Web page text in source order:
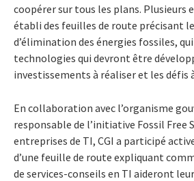
coopérer sur tous les plans. Plusieurs
établi des feuilles de route précisant
d’élimination des énergies fossiles,
technologies qui devront être
investissements à réaliser et les défis
En collaboration avec l’organisme
responsable de l’initiative Fossil Free
entreprises de TI, CGI a participé
d’une feuille de route expliquant
de services-conseils en TI aideront